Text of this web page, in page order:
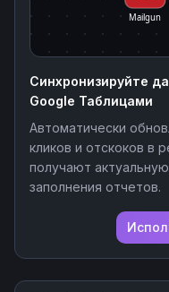
Mailgun
Синхронизируйте
Google Таблицами
Автоматически
кликов и отскоков в
получают
заполнения отчетов.